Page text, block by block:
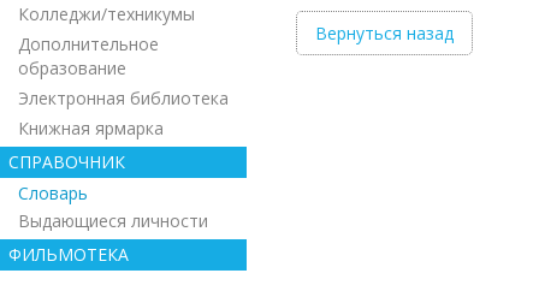
Колледжи/техникумы
Дополнительное
образование
Электронная библиотека
Книжная ярмарка
СПРАВОЧНИК
Словарь
Выдающиеся личности
ФИЛЬМОТЕКА
Вернуться назад